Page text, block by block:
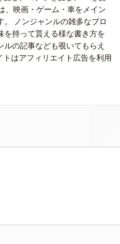
、映画・ゲーム・車をメイン
ノンジャンルの雑多なブロ
を持って貰える様な書き方を
の記事なども覗いてもらえ
はアフィリエイト広告を利用